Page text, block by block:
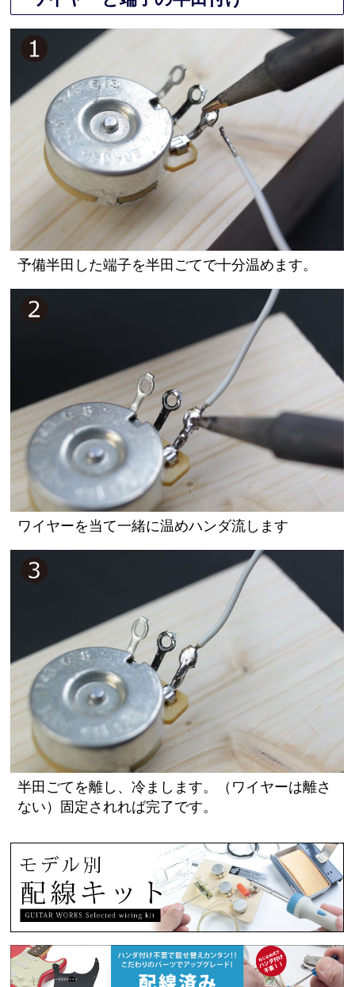
予備半田した端子を半田ごてで十分温めます。
ワイヤーを当て一緒に温めハンダ流します
半田ごてを離し、冷まします。（ワイヤーは離さ
ない）固定されれば完了です。